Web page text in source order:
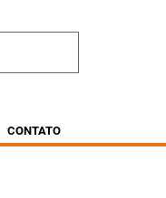
CONTATO